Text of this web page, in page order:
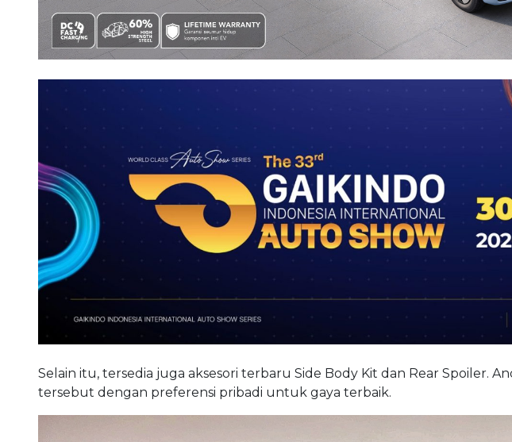
Selain itu, tersedia juga aksesori terbaru Side Body Kit dan Rear Spoiler.
tersebut dengan preferensi pribadi untuk gaya terbaik.